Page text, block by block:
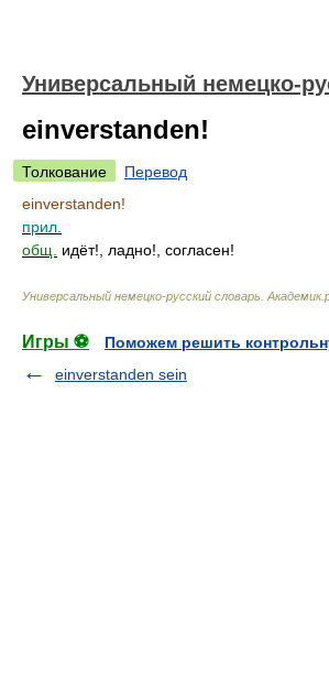
Универсальный немецко-
einverstanden!
Толкование
Перевод
einverstanden!
прил.
общ.
идёт!, ладно!, согласен!
Универсальный немецко-русский словарь
Игры ⚽
Поможем решить
einverstanden sein